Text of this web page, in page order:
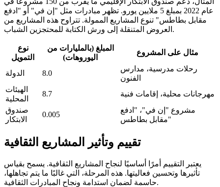
عام 2022 بمبلغ 5 ملايين يورو. تظهر مبادرات مثل "إن في" أو "ادفع
مقابل بطاطس" تنوع المشاريع الممولة. تتراوح هذه المشاريع من
العروض المتنقلة إلى ورش الكتابة للمحتجزين الشباب.
نوع
التمويل
المبلغ (بالمليارات من
اليوروهات)
مثال على المشروع
الدولة 8.0
رحلات مدرسية، مدارس
الفنون
الهيئات
المحلية
8.7
مهرجانات محلية، إقامات فنية
صندوق
الابتكار
0.005
مشروع "إن في"، "ادفع
مقابل بطاطس"
تقييم وتأثير المشاريع الثقافية
يعتبر التقييم أمرًا أساسيًا لنجاح المشاريع الثقافية. يسمح بقياس
تأثيرها وتحسين فعاليتها. هذه المرحلة، التي غالبًا ما يتم تجاهلها،
حاسمة لضمان استدامة ونجاح المبادرات الثقافية.